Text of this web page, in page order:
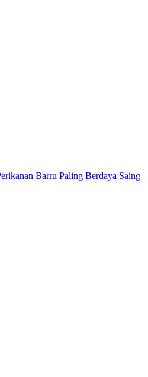
Barru Paling Berdaya Saing